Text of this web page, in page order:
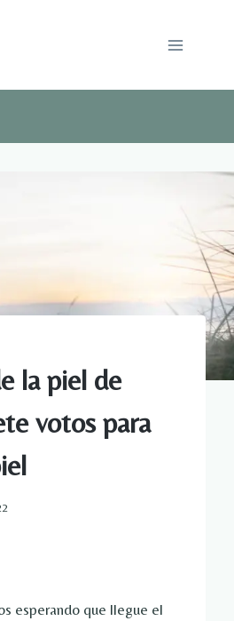
la piel de
votos para
esperando que llegue el